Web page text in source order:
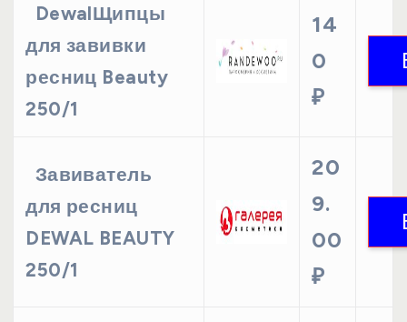
DewalЩипцы
для завивки
ресниц Beauty
250/1
14
0
₽
Завиватель
для ресниц
DEWAL BEAUTY
250/1
20
9.
00
₽